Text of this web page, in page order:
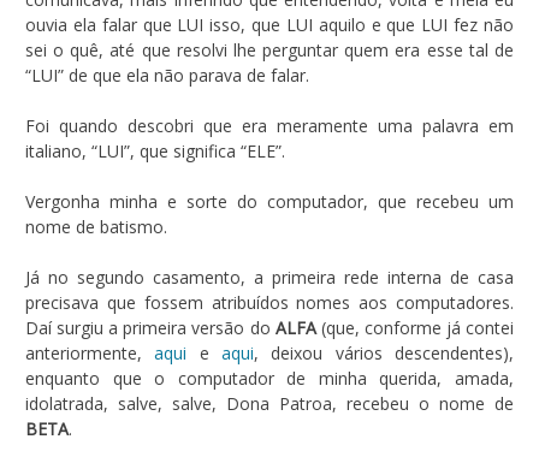
ouvia ela falar que LUI isso, que LUI aquilo e que LUI fez não
sei o quê, até que resolvi lhe perguntar quem era esse tal de
“LUI” de que ela não parava de falar.
Foi quando descobri que era meramente uma palavra em
italiano, “LUI”, que significa “ELE”.
Vergonha minha e sorte do computador, que recebeu um
nome de batismo.
Já no segundo casamento, a primeira rede interna de casa
precisava que fossem atribuídos nomes aos computadores.
Daí surgiu a primeira versão do ALFA(que, conforme já contei
anteriormente,aqui eaqui, deixou vários descendentes),
enquanto que o computador de minha querida, amada,
idolatrada, salve, salve, Dona Patroa, recebeu o nome de
BETA.